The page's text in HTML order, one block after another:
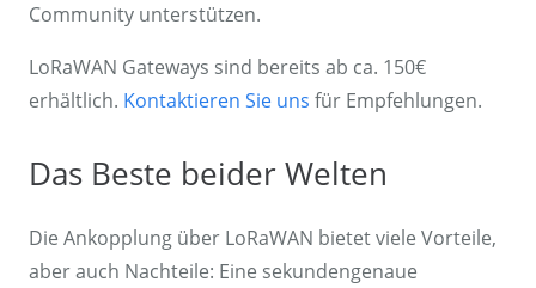
Community unterstützen.
LoRaWAN Gateways sind bereits ab ca. 150€
erhältlich. Kontaktieren Sie uns für Empfehlungen.
Das Beste beider Welten
Die Ankopplung über LoRaWAN bietet viele Vorteile,
aber auch Nachteile: Eine sekundengenaue